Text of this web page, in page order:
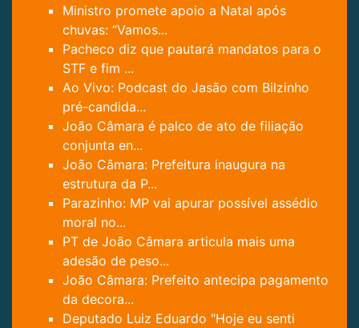
Ministro promete apoio a Natal após
chuvas: “Vamos...
Pacheco diz que pautará mandatos para o
STF e fim ...
Ao Vivo: Podcast do Jasão com Bilzinho
pré-candida...
João Câmara é palco de ato de filiação
conjunta en...
João Câmara: Prefeitura inaugura na
estrutura da P...
Parazinho: MP vai apurar possível assédio
moral no...
PT de João Câmara articula mais uma
adesão de peso...
João Câmara: Prefeito antecipa pagamento
da decora...
Deputado Luiz Eduardo "Hoje eu senti